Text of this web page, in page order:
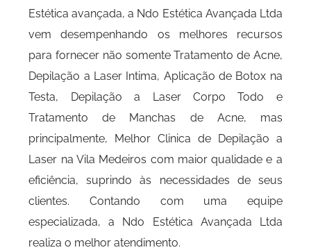
Estética avançada, a Ndo Estética Avançada Ltda
vem desempenhando os melhores recursos
para fornecer não somente Tratamento de Acne,
Depilação a Laser Intima, Aplicação de Botox na
Testa, Depilação a Laser Corpo Todo e
Tratamento de Manchas de Acne, mas
principalmente, Melhor Clinica de Depilação a
Laser na Vila Medeiros com maior qualidade e a
eficiência, suprindo às necessidades de seus
clientes. Contando com uma equipe
especializada, a Ndo Estética Avançada Ltda
realiza o melhor atendimento.